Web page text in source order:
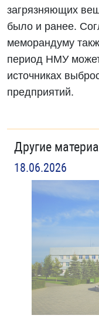
загрязняющих
было и ранее.
меморандуму
период НМУ
источниках
предприятий.
Другие
18.06.2026